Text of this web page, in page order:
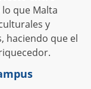
que Malta
y
haciendo que el